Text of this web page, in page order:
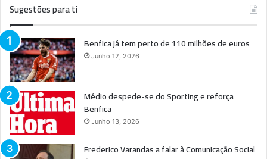
Sugestões para ti
Benfica já tem perto de 110 milhões de euros
Junho 12, 2026
Médio despede-se do Sporting e reforça
Benfica
Junho 13, 2026
Frederico Varandas a falar à Comunicação Social